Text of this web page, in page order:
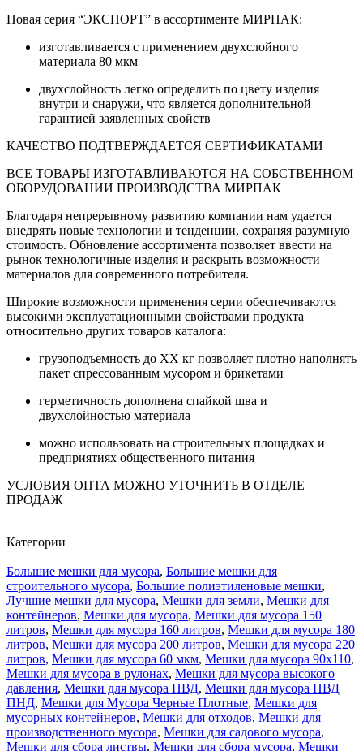
Новая серия “ЭКСПОРТ” в ассортименте МИРПАК:
изготавливается с применением двухслойного
материала 80 мкм
двухслойность легко определить по цвету изделия
внутри и снаружи, что является дополнительной
гарантией заявленных свойств
КАЧЕСТВО ПОДТВЕРЖДАЕТСЯ СЕРТИФИКАТАМИ
ВСЕ ТОВАРЫ ИЗГОТАВЛИВАЮТСЯ НА СОБСТВЕННОМ
ОБОРУДОВАНИИ ПРОИЗВОДСТВА МИРПАК
Благодаря непрерывному развитию компании нам удается
внедрять новые технологии и тенденции, сохраняя разумную
стоимость. Обновление ассортимента позволяет ввести на
рынок технологичные изделия и раскрыть возможности
материалов для современного потребителя.
Широкие возможности применения серии обеспечиваются
высокими эксплуатационными свойствами продукта
относительно других товаров каталога:
грузоподъемность до ХХ кг позволяет плотно наполнять
пакет спрессованным мусором и брикетами
герметичность дополнена спайкой шва и
двухслойностью материала
можно использовать на строительных площадках и
предприятиях общественного питания
УСЛОВИЯ ОПТА МОЖНО УТОЧНИТЬ В ОТДЕЛЕ
ПРОДАЖ
Категории
Большие мешки для мусора, Большие мешки для
строительного мусора, Большие полиэтиленовые мешки,
Лучшие мешки для мусора, Мешки для земли, Мешки для
контейнеров, Мешки для мусора, Мешки для мусора 150
литров, Мешки для мусора 160 литров, Мешки для мусора 180
литров, Мешки для мусора 200 литров, Мешки для мусора 220
литров, Мешки для мусора 60 мкм, Мешки для мусора 90х110,
Мешки для мусора в рулонах, Мешки для мусора высокого
давления, Мешки для мусора ПВД, Мешки для мусора ПВД
ПНД, Мешки для Мусора Черные Плотные, Мешки для
мусорных контейнеров, Мешки для отходов, Мешки для
производственного мусора, Мешки для садового мусора,
Мешки для сбора листвы, Мешки для сбора мусора, Мешки